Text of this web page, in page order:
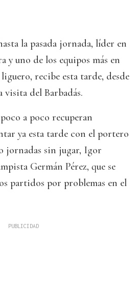
la pasada jornada, líder en
y uno de los equipos más en
recibe esta tarde, desde
visita del Barbadás.
a poco recuperan
ya esta tarde con el portero
jornadas sin jugar, Igor
Germán Pérez, que se
partidos por problemas en el